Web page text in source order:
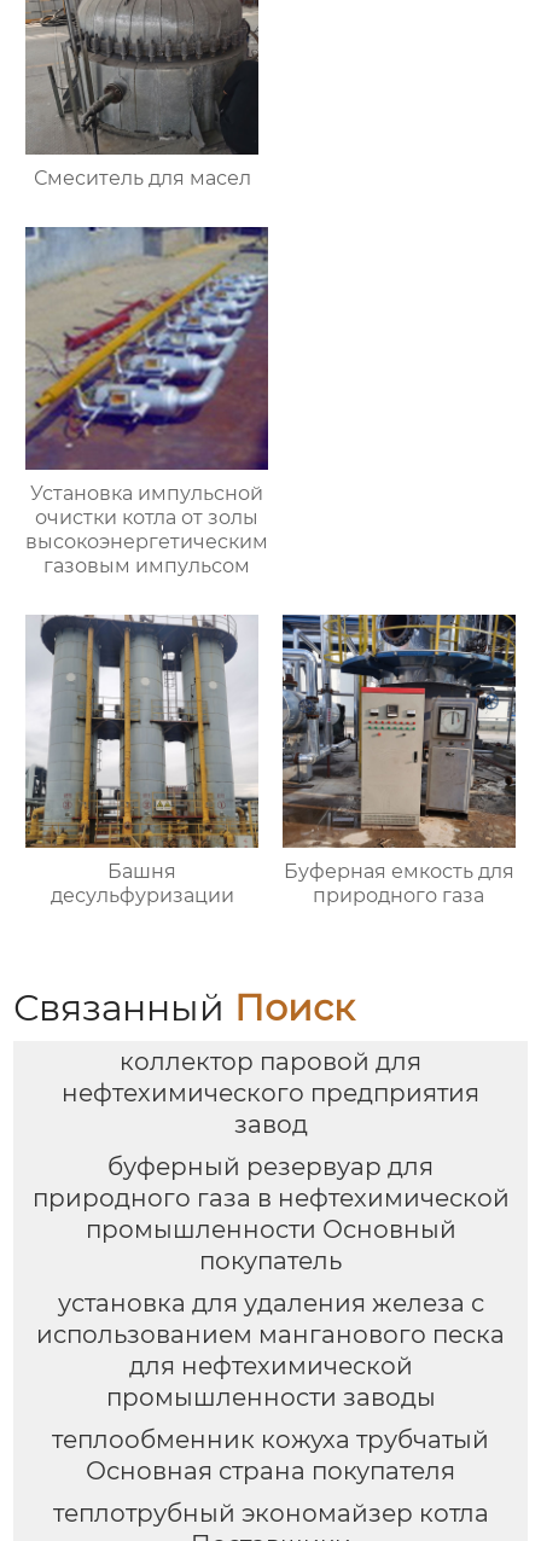
Смеситель для масел
Установка импульсной
очистки котла от золы
высокоэнергетическим
газовым импульсом
Башня
десульфуризации
Буферная емкость для
природного газа
Связанный Поиск
коллектор паровой для
нефтехимического предприятия
завод
буферный резервуар для
природного газа в нефтехимической
промышленности Основный
покупатель
установка для удаления железа с
использованием манганового песка
для нефтехимической
промышленности заводы
теплообменник кожуха трубчатый
Основная страна покупателя
теплотрубный экономайзер котла